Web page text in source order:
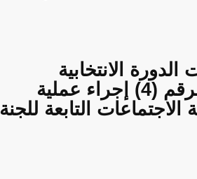
الانتخابية
للسنوات 2026–2030، حيث تقرر خلال اجتماع الاتحاد المرقم (4) إجراء عملية
18 حزيران 2026، في قاعة الاجتماعات التابعة للجنة